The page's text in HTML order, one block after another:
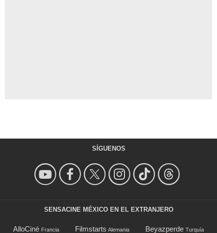
SÍGUENOS
SENSACINE MÉXICO EN EL EXTRANJERO
AlloCiné Francia Filmstarts Alemania Beyazperde Turquía